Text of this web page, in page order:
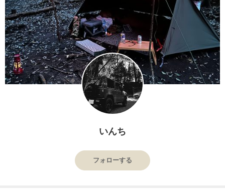
いんち
フォローする